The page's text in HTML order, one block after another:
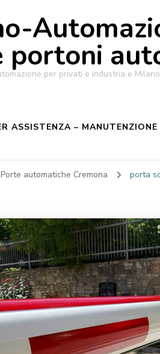
portoni
per privati e industria e
ASSISTENZA –
Porte automatiche Cremona porta